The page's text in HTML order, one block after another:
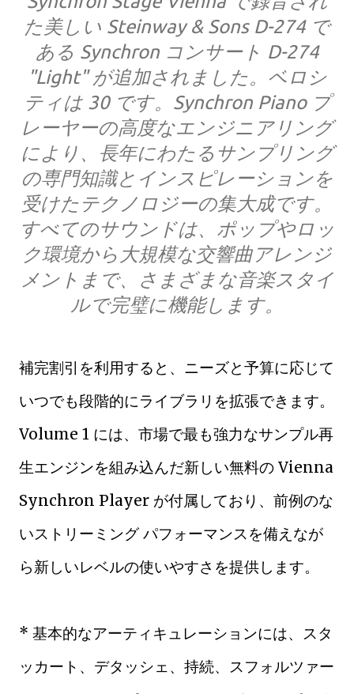
た美しい Steinway & Sons D-274 で
ある Synchron コンサート D-274
"Light" が追加されました。ベロシ
ティは 30 です。Synchron Piano プ
レーヤーの高度なエンジニアリング
により、長年にわたるサンプリング
の専門知識とインスピレーションを
受けたテクノロジーの集大成です。
すべてのサウンドは、ポップやロッ
ク環境から大規模な交響曲アレンジ
メントまで、さまざまな音楽スタイ
ルで完璧に機能します。
補完割引を利用すると、ニーズと予算に応じて
いつでも段階的にライブラリを拡張できます。
Volume 1 には、市場で最も強力なサンプル再
生エンジンを組み込んだ新しい無料の Vienna
Synchron Player が付属しており、前例のな
いストリーミング パフォーマンスを備えなが
ら新しいレベルの使いやすさを提供します。
* 基本的なアーティキュレーションには、スタ
ッカート、デタッシェ、持続、スフォルツァー